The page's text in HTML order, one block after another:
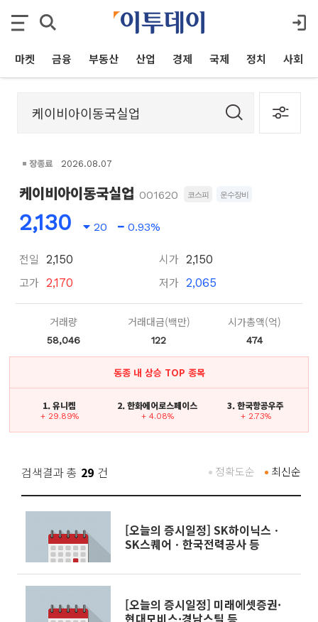
마켓 금융 부동산 산업 경제 국제 정치 사회
장종료 2026.08.07
케이비아이동국실업 001620 코스피 운수장비
2,130 20 0.93%
전일 2,150
고가 2,170
시가 2,150
저가 2,065
거래량
58,046
거래대금(백만)
122
시가총액(억)
474
동종 내 상승 TOP 종목
1. 유니켐
+ 29.89%
2. 한화에어로스페이스
+ 4.08%
3. 한국항공우주
+ 2.73%
검색결과 총 29 건 최신순
정확도순
[오늘의 증시일정] SK하이닉스ㆍ
SK스퀘어ㆍ한국전력공사 등
[오늘의 증시일정] 미래에셋증권·
현대모비스·경남스틸 등